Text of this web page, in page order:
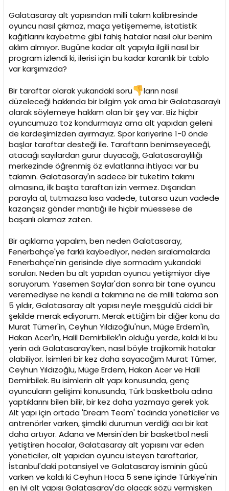
Galatasaray alt yapısından milli takım kalibresinde
oyuncu nasıl çıkmaz, maça yetişememe, istatistik
kağıtlarını kaybetme gibi fahiş hatalar nasıl olur benim
aklım almıyor. Bugüne kadar alt yapıyla ilgili nasıl bir
program izlendi ki, ilerisi için bu kadar karanlık bir tablo
var karşımızda?
Bir taraftar olarak yukarıdaki soru
ların nasıl
düzeleceği hakkında bir bilgim yok ama bir Galatasaraylı
olarak söylemeye hakkım olan bir şey var. Biz hiçbir
oyuncumuza toz kondurmayız ama alt yapıdan geleni
de kardeşimizden ayırmayız. Spor kariyerine 1-0 önde
başlar taraftar desteği ile. Taraftarın benimseyeceği,
atacağı sayılardan gurur duyacağı, Galatasaraylılığı
merkezinde öğrenmiş öz evlatlarına ihtiyacı var bu
takımın. Galatasaray'ın sadece bir tüketim takımı
olmasına, ilk başta taraftarı izin vermez. Dışarıdan
parayla al, tutmazsa kısa vadede, tutarsa uzun vadede
kazançsız gönder mantığı ile hiçbir müessese de
başarılı olamaz zaten.
Bir açıklama yapalım, ben neden Galatasaray,
Fenerbahçe'ye farklı kaybediyor, neden sıralamalarda
Fenerbahçe'nin gerisinde diye sormadım yukarıdaki
soruları. Neden bu alt yapıdan oyuncu yetişmiyor diye
soruyorum. Yasemen Saylar'dan sonra bir tane oyuncu
veremediyse ne kendi a takımına ne de milli takıma son
5 yıldır, Galatasaray alt yapısı neyle meşguldü ciddi bir
şekilde merak ediyorum. Merak ettiğim bir diğer konu da
Murat Tümer'in, Ceyhun Yıldızoğlu'nun, Müge Erdem'in,
Hakan Acer'in, Halil Demirbilek'in olduğu yerde, kaldı ki bu
yerin adı Galatasaray'ken, nasıl böyle trajikomik hatalar
olabiliyor. İsimleri bir kez daha sayacağım Murat Tümer,
Ceyhun Yıldızoğlu, Müge Erdem, Hakan Acer ve Halil
Demirbilek. Bu isimlerin alt yapı konusunda, genç
oyuncuların gelişimi konusunda, Türk basketbolu adına
yaptıklarını bilen bilir, bir kez daha yazmaya gerek yok.
Alt yapı için ortada 'Dream Team' tadında yöneticiler ve
antrenörler varken, şimdiki durumun verdiği acı bir kat
daha artıyor. Adana ve Mersin'den bir basketbol nesli
yetiştiren hocalar, Galatasaray alt yapısını var eden
yöneticiler, alt yapıdan oyuncu isteyen taraftarlar,
İstanbul'daki potansiyel ve Galatasaray isminin gücü
varken ve kaldı ki Ceyhun Hoca 5 sene içinde Türkiye'nin
en iyi alt yapısı Galatasaray'da olacak sözü vermişken